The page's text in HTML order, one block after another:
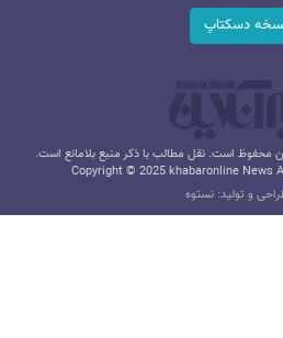
دسکتاپ
محفوظ است. نقل مطالب با ذکر منبع بلامانع است.
Copyright © 2025 khabaronline News
و تولید: نستوه